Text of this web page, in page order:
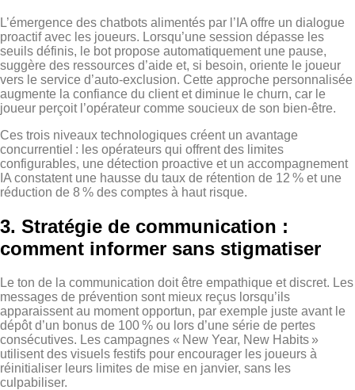
L’émergence des chatbots alimentés par l’IA offre un dialogue
proactif avec les joueurs. Lorsqu’une session dépasse les
seuils définis, le bot propose automatiquement une pause,
suggère des ressources d’aide et, si besoin, oriente le joueur
vers le service d’auto‑exclusion. Cette approche personnalisée
augmente la confiance du client et diminue le churn, car le
joueur perçoit l’opérateur comme soucieux de son bien‑être.
Ces trois niveaux technologiques créent un avantage
concurrentiel : les opérateurs qui offrent des limites
configurables, une détection proactive et un accompagnement
IA constatent une hausse du taux de rétention de 12 % et une
réduction de 8 % des comptes à haut risque.
3. Stratégie de communication :
comment informer sans stigmatiser
Le ton de la communication doit être empathique et discret. Les
messages de prévention sont mieux reçus lorsqu’ils
apparaissent au moment opportun, par exemple juste avant le
dépôt d’un bonus de 100 % ou lors d’une série de pertes
consécutives. Les campagnes « New Year, New Habits »
utilisent des visuels festifs pour encourager les joueurs à
réinitialiser leurs limites de mise en janvier, sans les
culpabiliser.